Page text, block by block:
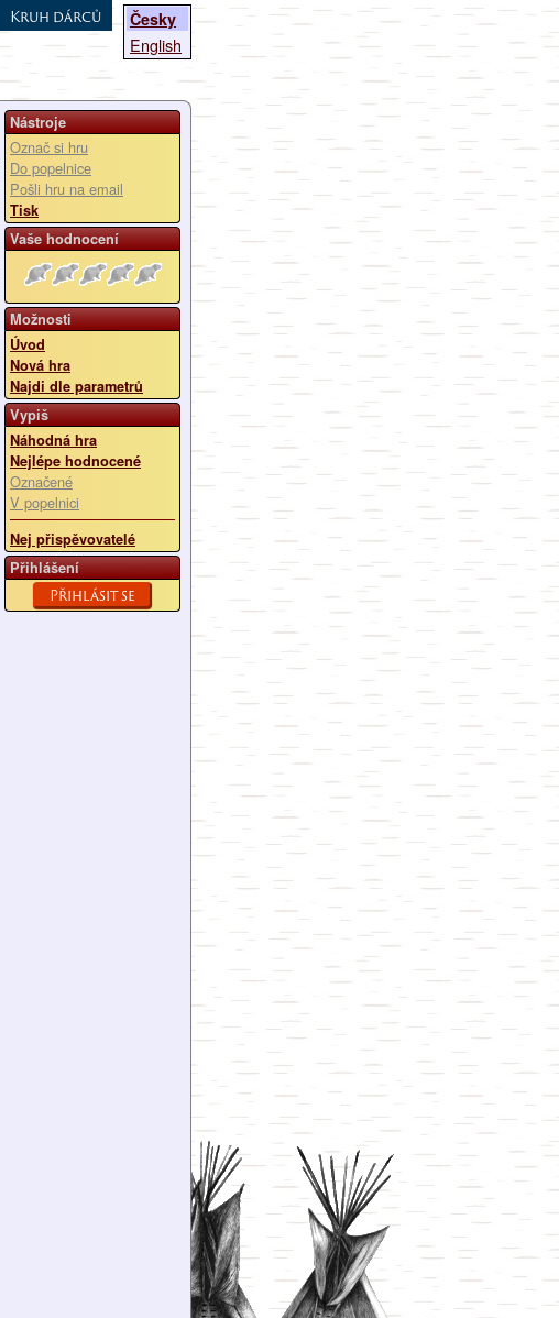
Česky
English
Kruh dárců
Nástroje
Označ si hru
Do popelnice
Pošli hru na email
Tisk
Vaše hodnocení
Možnosti
Úvod
Nová hra
Najdi dle parametrů
Vypiš
Náhodná hra
Nejlépe hodnocené
Označené
V popelnici
Nej přispěvovatelé
Přihlášení
Přihlásit se